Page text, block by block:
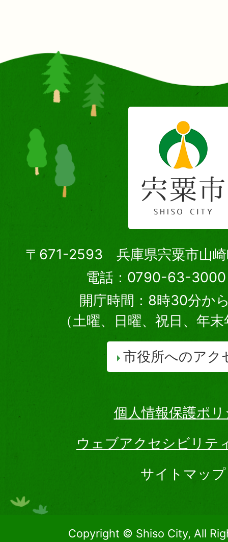
〒671-2593 兵庫県宍粟市山崎
電話：0790-63-3000
開庁時間：8時30分か
（土曜、日曜、祝日、年
市役所へのアク
個人情報保護ポ
ウェブアクセシビリテ
サイトマップ
Copyright © Shiso City, All